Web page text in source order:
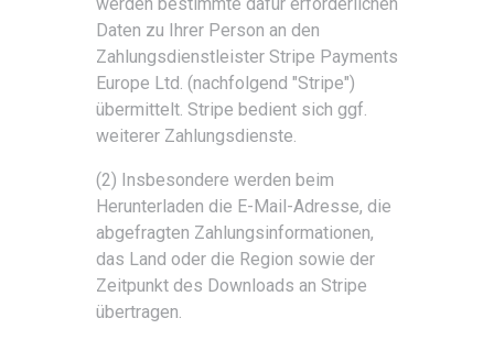
Daten zu Ihrer Person an den
Zahlungsdienstleister Stripe Payments
Europe Ltd. (nachfolgend "Stripe")
übermittelt. Stripe bedient sich ggf.
weiterer Zahlungsdienste.
(2) Insbesondere werden beim
Herunterladen die E-Mail-Adresse, die
abgefragten Zahlungsinformationen,
das Land oder die Region sowie der
Zeitpunkt des Downloads an Stripe
übertragen.